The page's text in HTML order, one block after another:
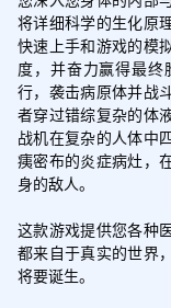
将详细科学的生化原
快速上手和游戏的模
度，并奋力赢得最
行，袭击病原体并战
者穿过错综复杂的体
战机在复杂的人体中
痍密布的炎症病灶，
身的敌人。
这款游戏提供您各种
都来自于真实的世界
将要诞生。